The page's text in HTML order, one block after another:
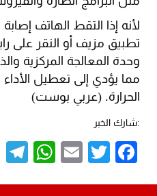
لأنه إذا التقط الهاتف
تطبيق مزيف أو النقر على
وحدة المعالجة المركزية
مما يؤدي إلى تعطيل
الحرارة. (عربي بوست)
:شارك الخبر
Facebook
Twitter
Email